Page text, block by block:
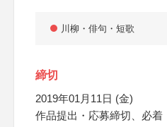
川柳・俳句・短歌
締切
2019年01月11日 (金)
作品提出・応募締切、必着